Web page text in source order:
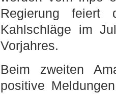
Regierung feiert
Kahlschläge im
Vorjahres.
Beim zweiten
positive